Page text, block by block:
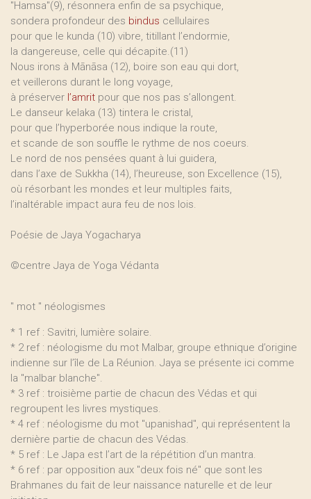
"Hamsa"(9), résonnera enfin de sa psychique,
sondera profondeur des bindus cellulaires
pour que le kunda (10) vibre, titillant l’endormie,
la dangereuse, celle qui décapite.(11)
Nous irons à Mānāsa (12), boire son eau qui dort,
et veillerons durant le long voyage,
à préserver l’amrit pour que nos pas s’allongent.
Le danseur kelaka (13) tintera le cristal,
pour que l’hyperborée nous indique la route,
et scande de son souffle le rythme de nos coeurs.
Le nord de nos pensées quant à lui guidera,
dans l’axe de Sukkha (14), l’heureuse, son Excellence (15),
où résorbant les mondes et leur multiples faits,
l’inaltérable impact aura feu de nos lois.
Poésie de Jaya Yogacharya
©centre Jaya de Yoga Védanta
" mot " néologismes
* 1 ref : Savitri, lumière solaire.
* 2 ref : néologisme du mot Malbar, groupe ethnique d’origine
indienne sur l’île de La Réunion. Jaya se présente ici comme
la "malbar blanche".
* 3 ref : troisième partie de chacun des Védas et qui
regroupent les livres mystiques.
* 4 ref : néologisme du mot "upanishad", qui représentent la
dernière partie de chacun des Védas.
* 5 ref : Le Japa est l’art de la répétition d’un mantra.
* 6 ref : par opposition aux "deux fois né" que sont les
Brahmanes du fait de leur naissance naturelle et de leur